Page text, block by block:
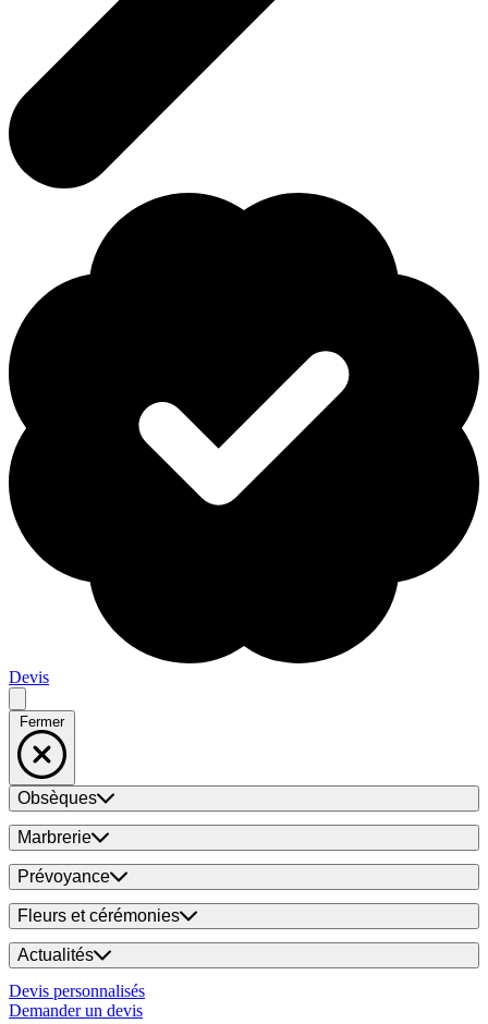
Devis
Fermer
Obsèques
Marbrerie
Prévoyance
Fleurs et cérémonies
Actualités
Devis personnalisés
Demander un devis